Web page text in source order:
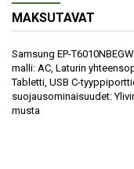
MAKSUTAVAT
Samsung EP-
malli: AC, Laturin
Tabletti, USB C-
suojausominaisuudet:
musta